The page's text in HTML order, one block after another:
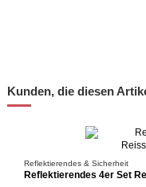
Kunden, die diesen
Reflektierendes & Sicherheit
Reflektierendes 4er Set